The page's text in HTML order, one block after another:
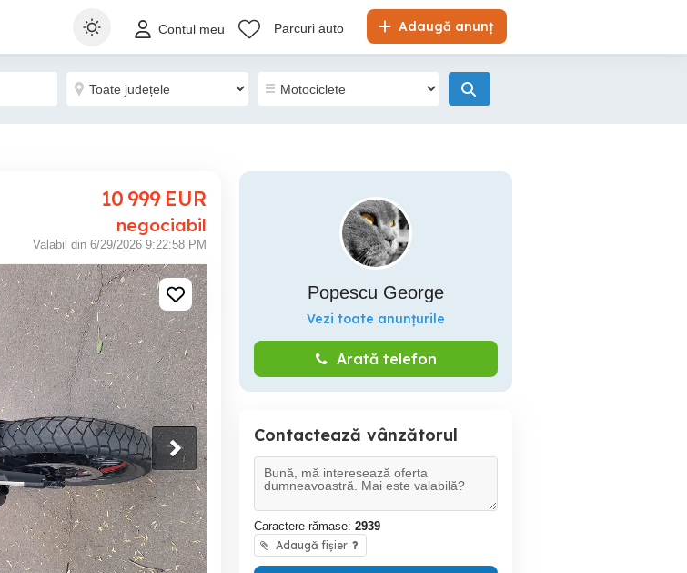
Adaugă anunț
Contul meu Parcuri auto
10 999 EUR
negociabil
Valabil din 6/29/2026 9:22:58 PM
Popescu George
Vezi toate anunțurile
Arată telefon
Contactează vânzătorul
Caractere rămase: 2939
Adaugă fișier ?